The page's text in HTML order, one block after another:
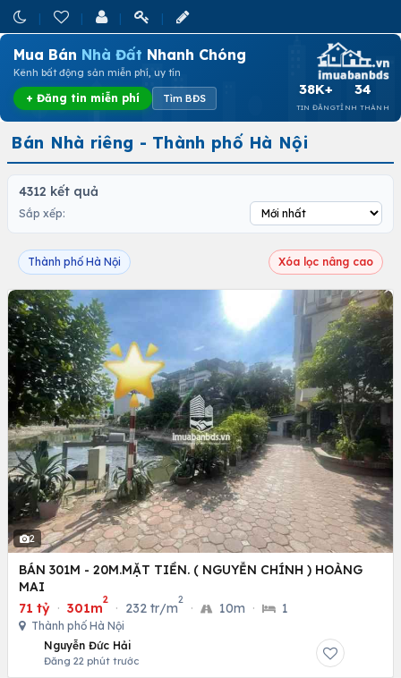
Mua Bán Nhà Đất Nhanh Chóng
Kênh bất động sản miễn phí, uy tín
+ Đăng tin miễn phí Tìm BĐS
38K+
TIN ĐĂNG
34
TỈNH THÀNH
Bán Nhà riêng - Thành phố Hà Nội
4312 kết quả
Sắp xếp:
Thành phố Hà Nội Xóa lọc nâng cao
2
BÁN 301M - 20M.MẶT TIỀN. ( NGUYỄN CHÍNH ) HOÀNG
MAI
71 tỷ · 301m
2
· 232 tr/m
2
· 10m · 1
Thành phố Hà Nội
Nguyễn Đức Hải
Đăng 22 phút trước